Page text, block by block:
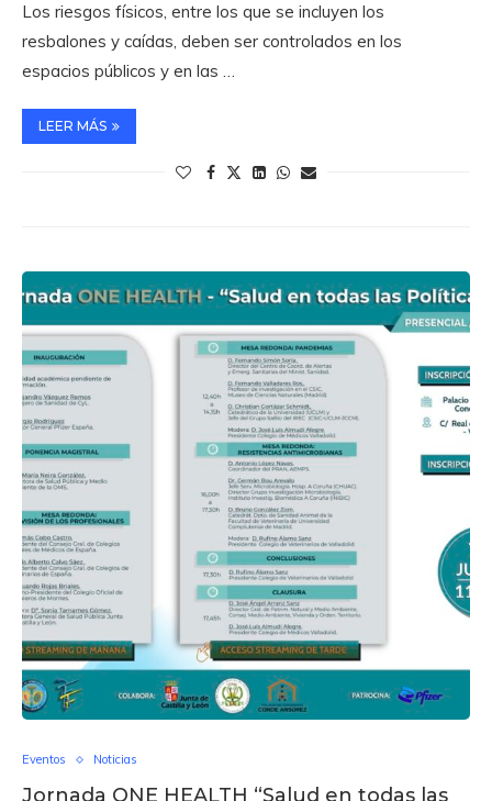
Los riesgos físicos, entre los que se incluyen los
resbalones y caídas, deben ser controlados en los
espacios públicos y en las …
LEER MÁS
Eventos Noticias
Jornada ONE HEALTH “Salud en todas las